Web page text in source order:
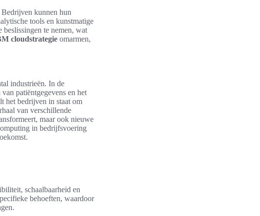
Bedrijven kunnen hun
tools en kunstmatige
beslissingen te nemen, wat
cloudstrategie omarmen,
industrieën. In de
patiëntgegevens en het
het bedrijven in staat om
van verschillende
maar ook nieuwe
in bedrijfsvoering
schaalbaarheid en
behoeften, waardoor